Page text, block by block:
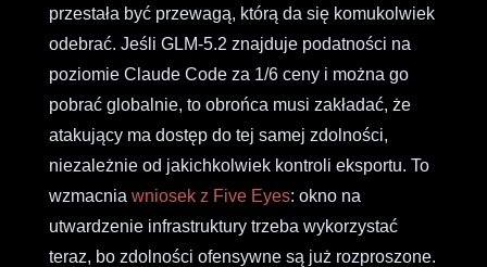
przestała być przewagą, którą da się komukolwiek
odebrać. Jeśli GLM-5.2 znajduje podatności na
poziomie Claude Code za 1/6 ceny i można go
pobrać globalnie, to obrońca musi zakładać, że
atakujący ma dostęp do tej samej zdolności,
niezależnie od jakichkolwiek kontroli eksportu. To
wzmacnia wniosek z Five Eyes: okno na
utwardzenie infrastruktury trzeba wykorzystać
teraz, bo zdolności ofensywne są już rozproszone.